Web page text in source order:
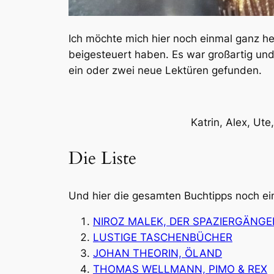
Ich möchte mich hier noch einmal ganz
beigesteuert haben. Es war großartig
ein oder zwei neue Lektüren gefunden.
Katrin, Alex,
Die Liste
Und hier die gesamten Buchtipps noch
NIROZ MALEK, DER
LUSTIGE TASCHENBÜCHER
JOHAN THEORIN, ÖLAND
THOMAS WELLMANN, PIMO & REX